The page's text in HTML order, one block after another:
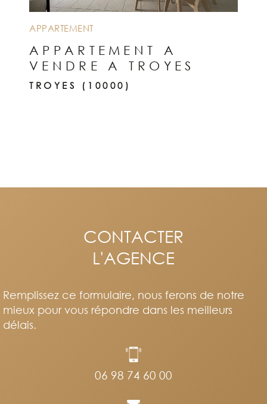
APPARTEMENT
APPARTEMENT A
VENDRE A TROYES
TROYES (10000)
CONTACTER
L'AGENCE
Remplissez ce formulaire, nous ferons de notre
mieux pour vous répondre dans les meilleurs
délais.
06 98 74 60 00